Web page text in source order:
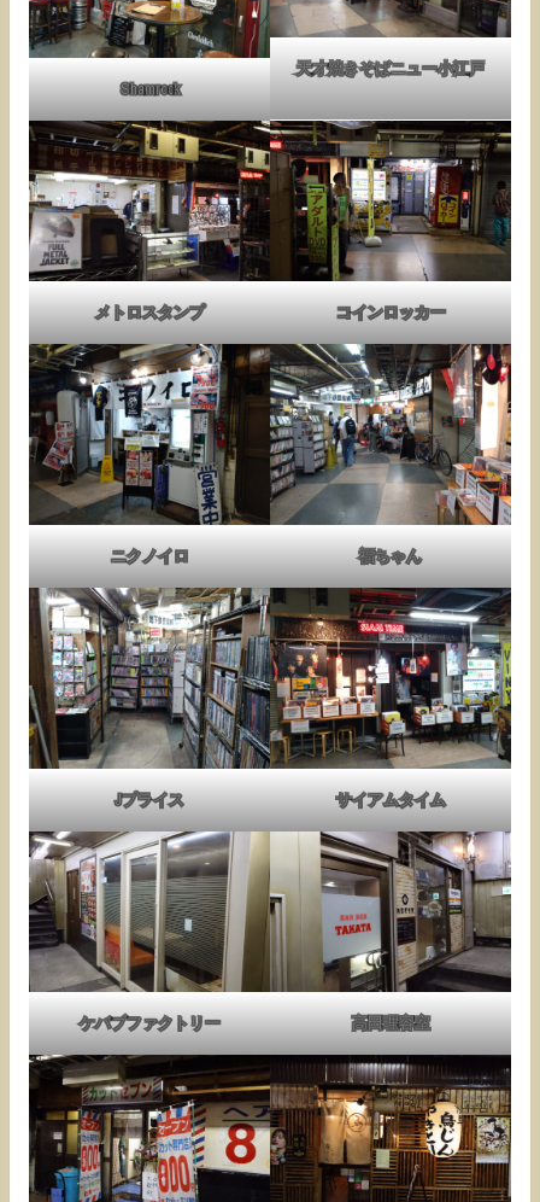
Shamrock
天才焼きそばニュー小江戸
メトロスタンプ コインロッカー
ニクノイロ 福ちゃん
Jプライス サイアムタイム
ケバブファクトリー 高田理容室